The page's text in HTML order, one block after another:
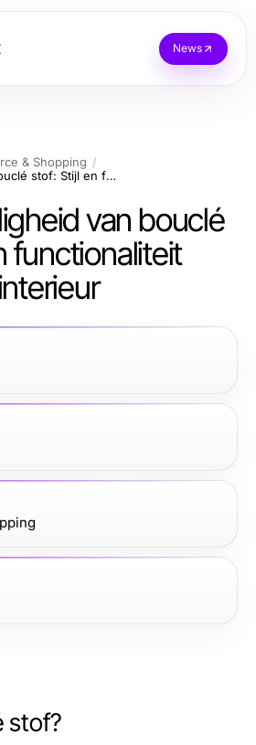
News
& Shopping
De veelzijdigheid van bouclé stof: Stijl en functionaliteit voor ieder interieur
van bouclé
functionaliteit
stof?